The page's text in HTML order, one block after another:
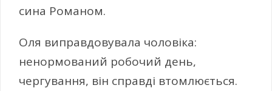
сина Романом.
Оля виправдовувала чоловіка:
ненормований робочий день,
чергування, він справді втомлюється.